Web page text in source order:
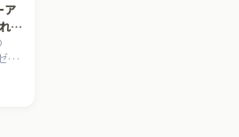
ア
セ
ン
)